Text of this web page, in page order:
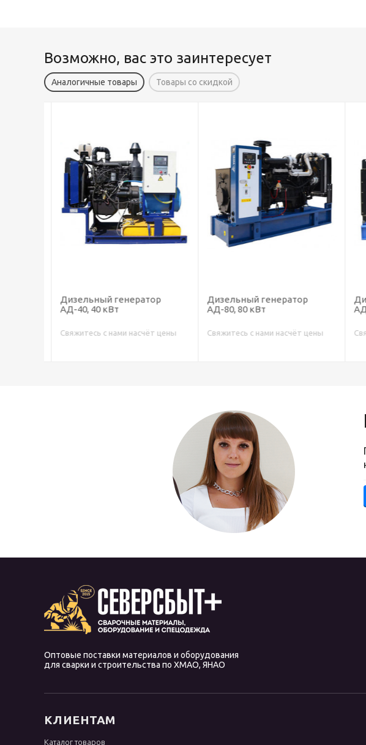
Возможно, вас это заинтересует
Аналогичные товары Товары со скидкой
Дизельный генератор
АД-40, 40 кВт
Свяжитесь с нами насчёт цены
Дизельный генератор
АД-80, 80 кВт
Свяжитесь с нами насчёт цены
Оптовые поставки материалов и оборудования
для сварки и строительства по ХМАО, ЯНАО
КЛИЕНТАМ
Каталог товаров